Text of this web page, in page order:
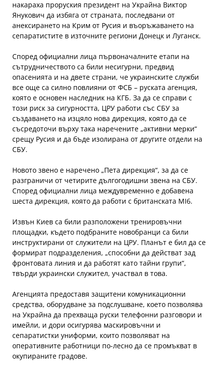
накараха проруския президент на Украйна Виктор
Янукович да избяга от страната, последвани от
анексирането на Крим от Русия и въоръжаването на
сепаратистите в източните региони Донецк и Луганск.
Според официални лица първоначалните етапи на
сътрудничеството са били несигурни, предвид
опасенията и на двете страни, че украинските служби
все още са силно повлияни от ФСБ – руската агенция,
която е основен наследник на КГБ. За да се справи с
този риск за сигурността, ЦРУ работи със СБУ за
създаването на изцяло нова дирекция, която да се
съсредоточи върху така наречените „активни мерки“
срещу Русия и да бъде изолирана от другите отдели на
СБУ.
Новото звено е наречено „Пета дирекция“, за да се
разграничи от четирите дългогодишни звена на СБУ.
Според официални лица междувременно е добавена
шеста дирекция, която да работи с британската MI6.
Извън Киев са били разположени тренировъчни
площадки, където подбраните новобранци са били
инструктирани от служители на ЦРУ. Планът е бил да се
формират подразделения, „способни да действат зад
фронтовата линия и да работят като тайни групи“,
твърди украински служител, участвал в това.
Агенцията предоставя защитени комуникационни
средства, оборудване за подслушване, което позволява
на Украйна да прехваща руски телефонни разговори и
имейли, и дори осигурява маскировъчни и
сепаратистки униформи, които позволяват на
оперативните работници по-лесно да се промъкват в
окупираните градове.